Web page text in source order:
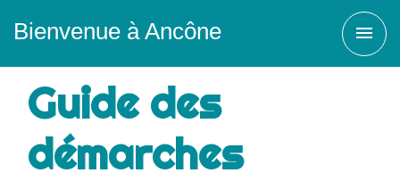
Bienvenue à Ancône menu
Guide des
démarches